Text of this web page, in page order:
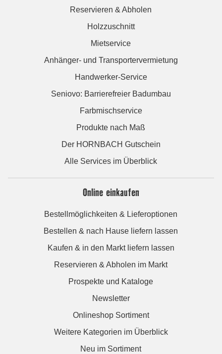
Reservieren & Abholen
Holzzuschnitt
Mietservice
Anhänger- und Transportervermietung
Handwerker-Service
Seniovo: Barrierefreier Badumbau
Farbmischservice
Produkte nach Maß
Der HORNBACH Gutschein
Alle Services im Überblick
Online einkaufen
Bestellmöglichkeiten & Lieferoptionen
Bestellen & nach Hause liefern lassen
Kaufen & in den Markt liefern lassen
Reservieren & Abholen im Markt
Prospekte und Kataloge
Newsletter
Onlineshop Sortiment
Weitere Kategorien im Überblick
Neu im Sortiment